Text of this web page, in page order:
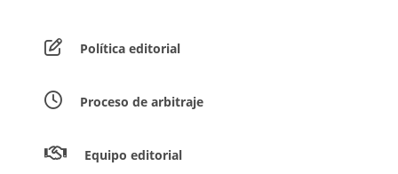
Política editorial
Proceso de arbitraje
Equipo editorial